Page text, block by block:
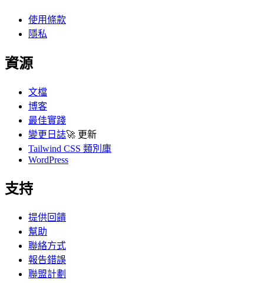
使用條款
隱私
資源
文檔
博客
最佳實踐
變更日誌🚀 更新
Tailwind CSS 類別庫
WordPress
支持
提供回饋
幫助
聯絡方式
報告錯誤
聯盟計劃